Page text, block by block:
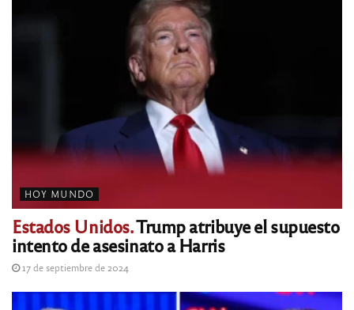
HOY MUNDO
Estados Unidos.Trump atribuye el supuesto
intento de asesinato a Harris
17 de septiembre de 2024